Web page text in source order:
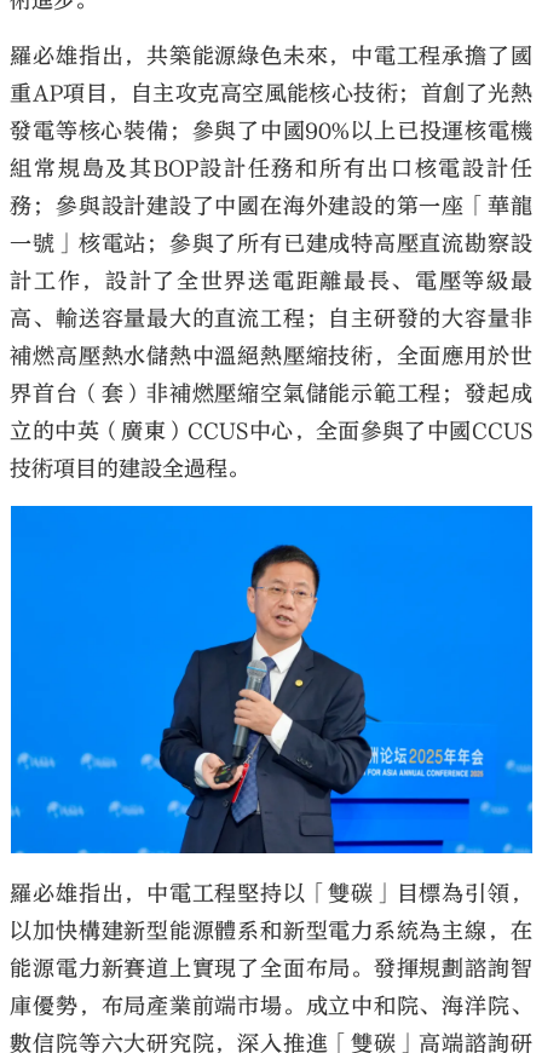
羅必雄指出，共築能源綠色未來，中電工程承擔了國
重AP項目，自主攻克高空風能核心技術；首創了光熱
發電等核心裝備；參與了中國90%以上已投運核電機
組常規島及其BOP設計任務和所有出口核電設計任
務；參與設計建設了中國在海外建設的第一座「華龍
一號」核電站；參與了所有已建成特高壓直流勘察設
計工作，設計了全世界送電距離最長、電壓等級最
高、輸送容量最大的直流工程；自主研發的大容量非
補燃高壓熱水儲熱中溫絕熱壓縮技術，全面應用於世
界首台（套）非補燃壓縮空氣儲能示範工程；發起成
立的中英（廣東）CCUS中心，全面參與了中國CCUS
技術項目的建設全過程。
羅必雄指出，中電工程堅持以「雙碳」目標為引領，
以加快構建新型能源體系和新型電力系統為主線，在
能源電力新賽道上實現了全面布局。發揮規劃諮詢智
庫優勢，布局產業前端市場。成立中和院、海洋院、
數信院等六大研究院，深入推進「雙碳」高端諮詢研